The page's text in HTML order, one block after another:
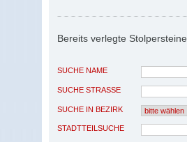
Bereits verlegte Stolpersteine
SUCHE NAME
SUCHE STRASSE
SUCHE IN BEZIRK
STADTTEILSUCHE